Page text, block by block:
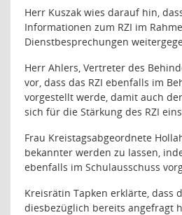
Herr Kuszak wies darauf hin,
Informationen zum RZI im
Dienstbesprechungen
Herr Ahlers, Vertreter des
vor, dass das RZI ebenfalls im
vorgestellt werde, damit auch
sich für die Stärkung des RZI
Frau Kreistagsabgeordnete
bekannter werden zu lassen,
ebenfalls im Schulausschuss
Kreisrätin Tapken erklärte, dass
diesbezüglich bereits angefragt